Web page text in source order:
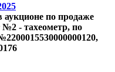
аукционе по продаже
- тахеометр, по